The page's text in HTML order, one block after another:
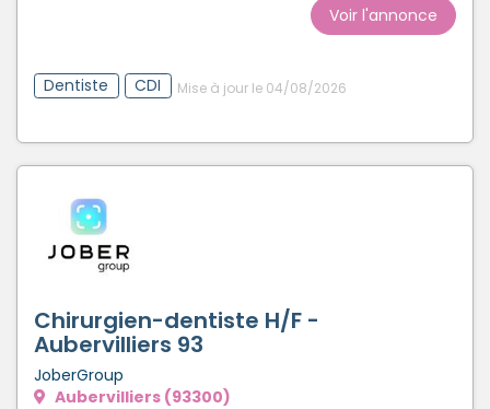
Voir l'annonce
Dentiste CDI Mise à jour le 04/08/2026
Chirurgien-dentiste H/F -
Aubervilliers 93
JoberGroup
Aubervilliers (93300)